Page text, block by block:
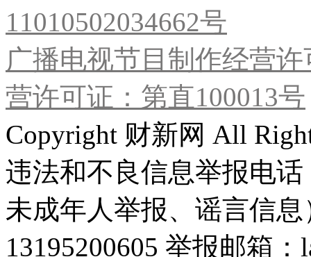
11010502034662号
广播电视节目制作经营
营许可证：第直100013号
Copyright 财新网 All
违法和不良信息举报电
未成年人举报、谣言信
13195200605 举报邮箱